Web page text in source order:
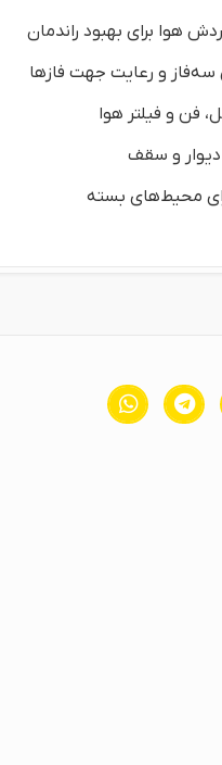
هوا برای بهبود راندمان
و رعایت جهت فازها
فن و فیلتر هوا
دیوار و سقف
محیط‌های بسته